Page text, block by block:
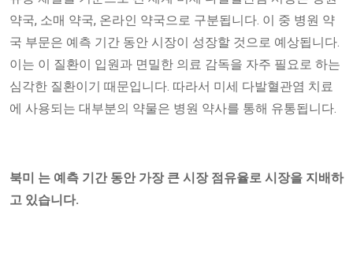
약국, 소매 약국, 온라인 약국으로 구분됩니다. 이 중 병원 약
국 부문은 예측 기간 동안 시장이 성장할 것으로 예상됩니다.
이는 이 질환이 입원과 면밀한 의료 감독을 자주 필요로 하는
심각한 질환이기 때문입니다. 따라서 미세 다발혈관염 치료
에 사용되는 대부분의 약물은 병원 약사를 통해 유통됩니다.
북미 는 예측 기간 동안 가장 큰 시장 점유율로 시장을 지배하
고 있습니다.